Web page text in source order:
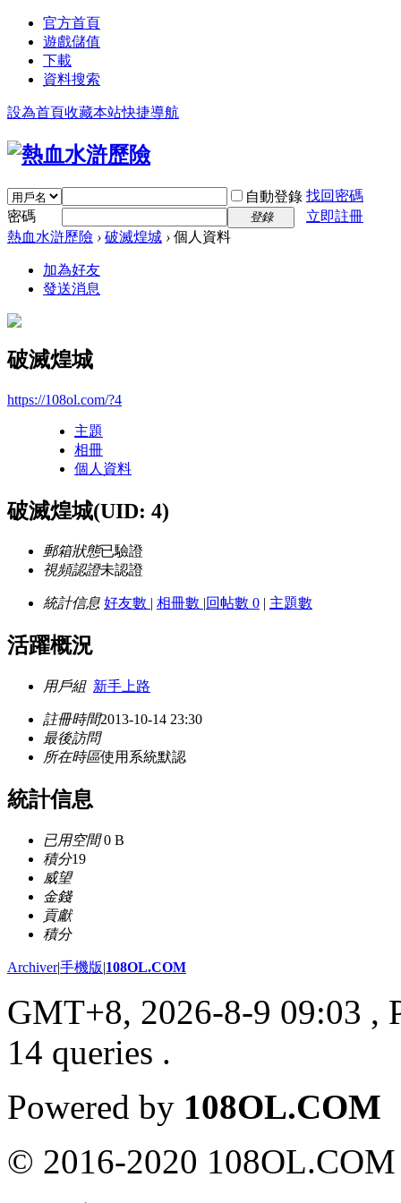
官方首頁
遊戲儲值
下載
資料搜索
設為首頁收藏本站快捷導航
自動登錄 找回密碼
密碼
登錄
立即註冊
熱血水滸歷險 › 破滅煌城 › 個人資料
加為好友
發送消息
破滅煌城
https://108ol.com/?4
主題
相冊
個人資料
破滅煌城(UID: 4)
郵箱狀態已驗證
視頻認證未認證
統計信息 好友數 | 相冊數 |回帖數 0 | 主題數
活躍概況
用戶組 新手上路
註冊時間2013-10-14 23:30
最後訪問
所在時區使用系統默認
統計信息
已用空間0 B
積分19
威望
金錢
貢獻
積分
Archiver|手機版|108OL.COM
GMT+8, 2026-8-9 09:03 ,
14 queries .
Powered by 108OL.COM
© 2016-2020